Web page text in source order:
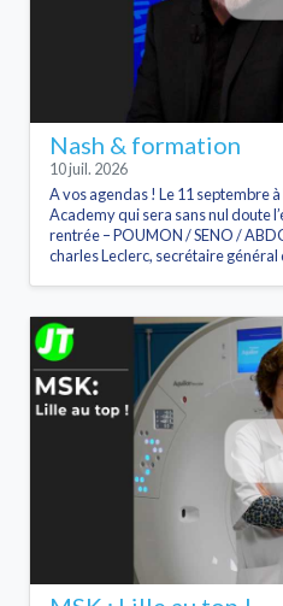
Nash & formation
10 juil. 2026
A vos agendas ! Le 11 septembre
Academy qui sera sans nul doute
rentrée – POUMON / SENO /
charles Leclerc, secrétaire général